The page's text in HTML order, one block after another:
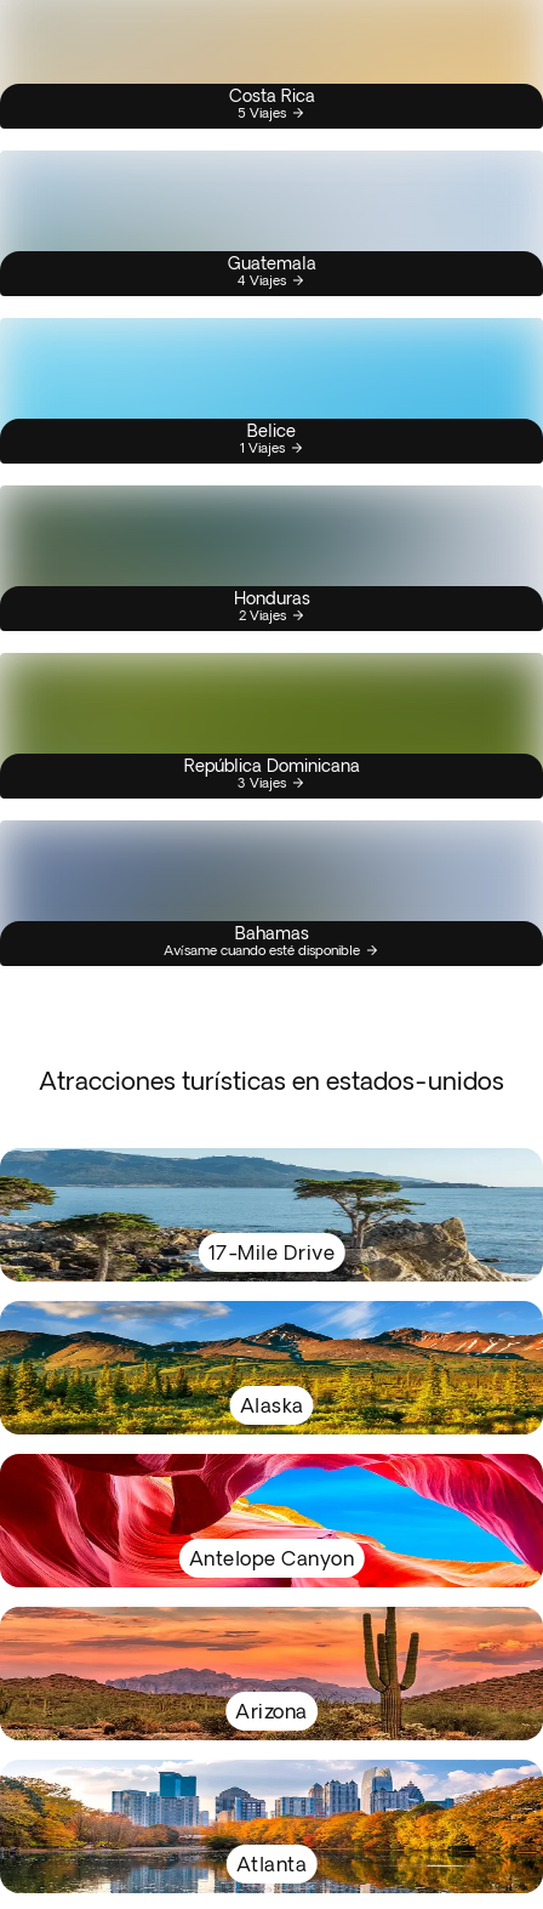
Costa Rica
5 Viajes
Guatemala
4 Viajes
Belice
1 Viajes
Honduras
2 Viajes
República Dominicana
3 Viajes
Bahamas
Avísame cuando esté disponible
Atracciones turísticas en estados-unidos
17-Mile Drive
Alaska
Antelope Canyon
Arizona
Atlanta